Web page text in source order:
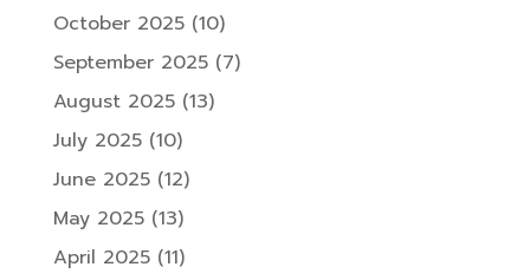
October 2025(10)
September 2025(7)
August 2025(13)
July 2025(10)
June 2025(12)
May 2025(13)
April 2025(11)